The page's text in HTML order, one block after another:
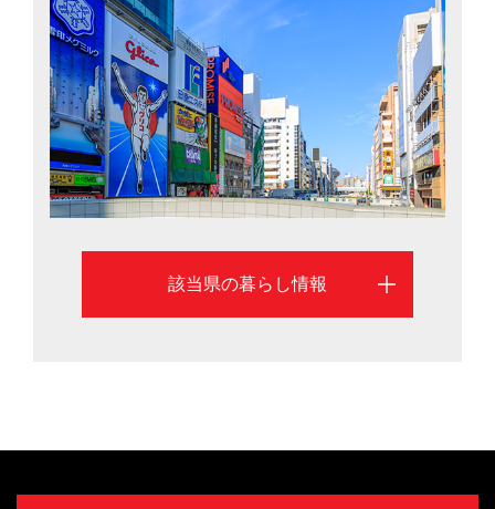
れるようにバラエティー豊かな飲食店が多いのも特長で
す。ファミリーも多く、スーパーやドラッグストアが充
実。日用品の買い物に困ることは、まずありません。活
気にあふれた大阪での暮らしに役立つ情報を、大阪市を
中心に掲載しています
該当県の暮らし情報